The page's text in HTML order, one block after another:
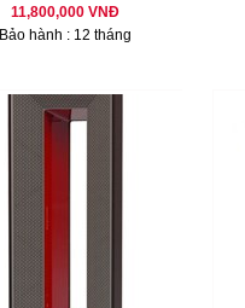
11,800,000 VNĐ
Bảo hành : 12 tháng